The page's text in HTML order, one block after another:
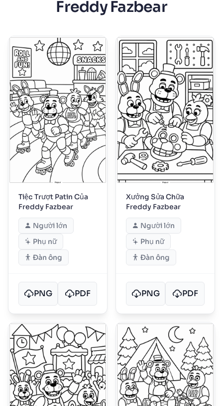
Freddy Fazbear
Tiệc Trượt Patin Của
Freddy Fazbear
Người lớn
Phụ nữ
Đàn ông
PNG PDF
Xưởng Sửa Chữa
Freddy Fazbear
Người lớn
Phụ nữ
Đàn ông
PNG PDF